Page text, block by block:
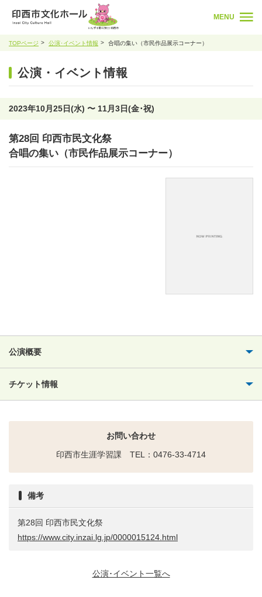
MENU
TOPページ 公演･イベント情報 合唱の集い（市民作品展示コーナー）
公演・イベント情報
2023年10月25日(水) 〜 11月3日(金･祝)
第28回 印西市民文化祭
合唱の集い（市民作品展示コーナー）
公演概要
チケット情報
お問い合わせ
印西市生涯学習課 TEL：0476-33-4714
備考
第28回 印西市民文化祭
https://www.city.inzai.lg.jp/0000015124.html
公演･イベント一覧へ